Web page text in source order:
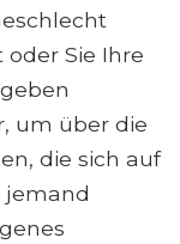
Sie Ihre
um über die
die sich auf
jemand